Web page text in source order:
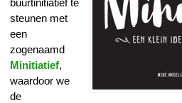
buurtinitiatief te
steunen met
een
zogenaamd
Minitiatief,
waardoor we
de